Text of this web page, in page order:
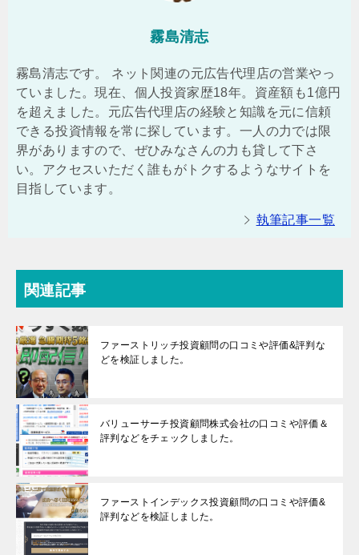
霧島清志
霧島清志です。 ネット関連の元広告代理店の営業やっ
ていました。現在、個人投資家歴18年。資産額も1億円
を超えました。元広告代理店の経験と知識を元に信頼
できる投資情報を常に探しています。一人の力では限
界がありますので、ぜひみなさんの力も貸して下さ
い。アクセスいただく誰もがトクするようなサイトを
目指しています。
執筆記事一覧
関連記事
ファーストリッチ投資顧問の口コミや評価&評判な
どを検証しました。
バリューサーチ投資顧問株式会社の口コミや評価＆
評判などをチェックしました。
ファーストインデックス投資顧問の口コミや評価&
評判などを検証しました。